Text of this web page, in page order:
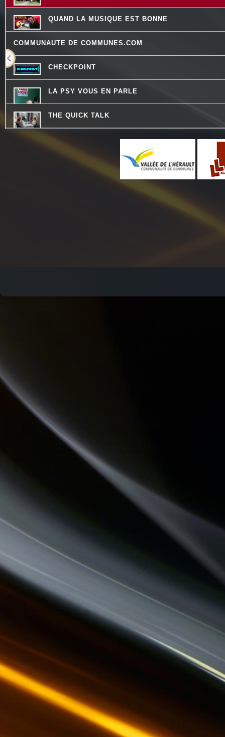
QUAND LA MUSIQUE EST BONNE
COMMUNAUTE DE COMMUNES.COM
CHECKPOINT
LA PSY VOUS EN PARLE
THE QUICK TALK
CONSEIL DE FAMILLE
ATELIERS RADIOPHONIQUES
QU'ES AQUO